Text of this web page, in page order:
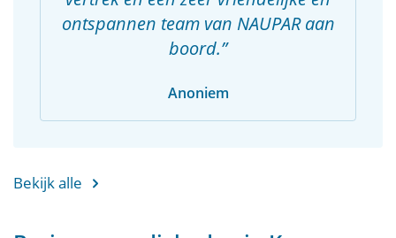
ontspannen team van NAUPAR aan
boord.
Anoniem
Bekijk alle